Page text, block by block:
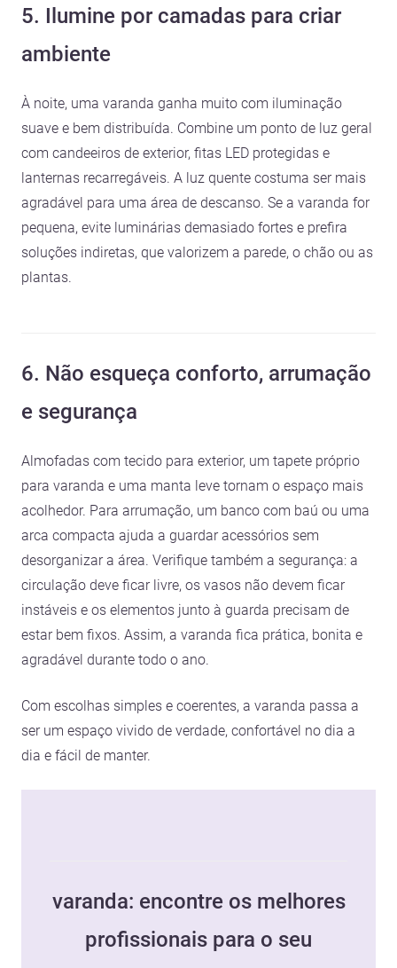
5. Ilumine por camadas para criar
ambiente
À noite, uma varanda ganha muito com iluminação
suave e bem distribuída. Combine um ponto de luz geral
com candeeiros de exterior, fitas LED protegidas e
lanternas recarregáveis. A luz quente costuma ser mais
agradável para uma área de descanso. Se a varanda for
pequena, evite luminárias demasiado fortes e prefira
soluções indiretas, que valorizem a parede, o chão ou as
plantas.
6. Não esqueça conforto, arrumação
e segurança
Almofadas com tecido para exterior, um tapete próprio
para varanda e uma manta leve tornam o espaço mais
acolhedor. Para arrumação, um banco com baú ou uma
arca compacta ajuda a guardar acessórios sem
desorganizar a área. Verifique também a segurança: a
circulação deve ficar livre, os vasos não devem ficar
instáveis e os elementos junto à guarda precisam de
estar bem fixos. Assim, a varanda fica prática, bonita e
agradável durante todo o ano.
Com escolhas simples e coerentes, a varanda passa a
ser um espaço vivido de verdade, confortável no dia a
dia e fácil de manter.
varanda: encontre os melhores
profissionais para o seu